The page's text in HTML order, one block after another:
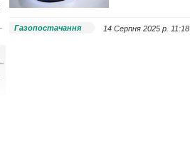
Газопостачання 14 Серпня 2025 p. 11:18